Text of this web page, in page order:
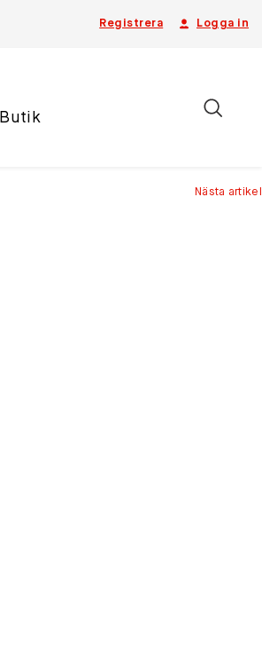
Registrera Logga in
Butik
Nästa artikel